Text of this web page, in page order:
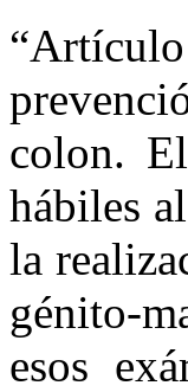
colon.
hábiles
la
génito-
esos